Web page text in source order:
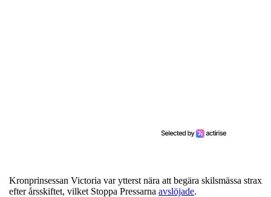
Kronprinsessan Victoria var ytterst nära att begära skilsmässa strax
efter årsskiftet, vilket Stoppa Pressarna avslöjade.